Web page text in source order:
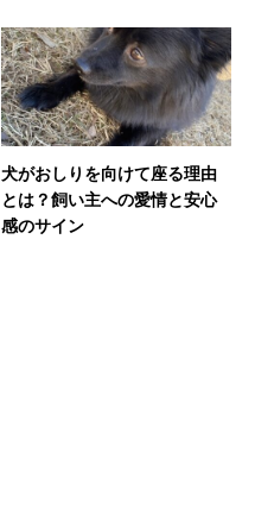
犬がおしりを向けて座る理由
とは？飼い主への愛情と安心
感のサイン